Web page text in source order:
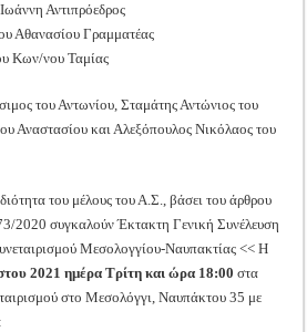
Αντιπρόεδρος
Αθανασίου Γραμματέας
Κων/νου Ταμίας
του Αντωνίου, Σταμάτης Αντώνιος του
Αναστασίου και Αλεξόπουλος Νικόλαος του
του μέλους του Α.Σ., βάσει του άρθρου
2020 συγκαλούν Έκτακτη Γενική Συνέλευση
Μεσολογγίου-Ναυπακτίας << Η
2021 ημέρα Τρίτη και ώρα 18:00 στα
στο Μεσολόγγι, Ναυπάκτου 35 με